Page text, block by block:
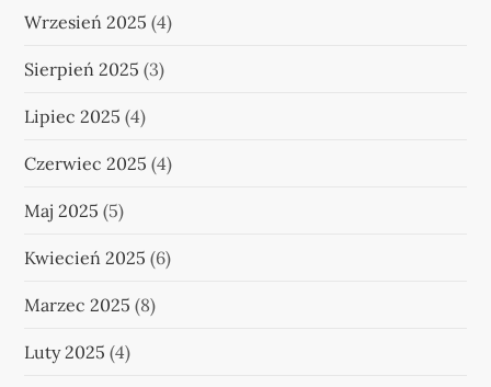
Wrzesień 2025 (4)
Sierpień 2025 (3)
Lipiec 2025 (4)
Czerwiec 2025 (4)
Maj 2025 (5)
Kwiecień 2025 (6)
Marzec 2025 (8)
Luty 2025 (4)